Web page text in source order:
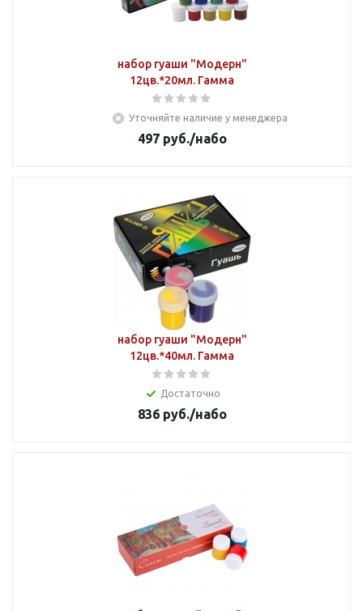
набор гуаши "Модерн"
12цв.*20мл. Гамма
Уточняйте наличие у менеджера
497руб./набо
набор гуаши "Модерн"
12цв.*40мл. Гамма
Достаточно
836руб./набо